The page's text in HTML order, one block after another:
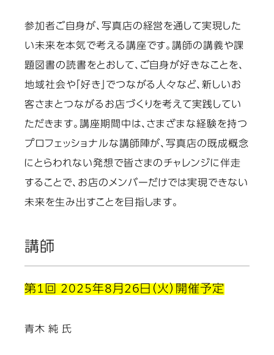
参加者ご自身が、写真店の経営を通して実現した
い未来を本気で考える講座です。講師の講義や課
題図書の読書をとおして、ご自身が好きなことを、
地域社会や「好き」でつながる人々など、新しいお
客さまとつながるお店づくりを考えて実践してい
ただきます。講座期間中は、さまざまな経験を持つ
プロフェッショナルな講師陣が、写真店の既成概念
にとらわれない発想で皆さまのチャレンジに伴走
することで、お店のメンバーだけでは実現できない
未来を生み出すことを目指します。
講師
第1回 2025年8月26日（火）開催予定
青木 純 氏